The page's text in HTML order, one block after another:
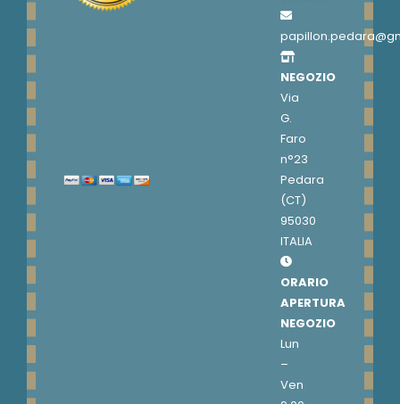
NEGOZIO
Via
G.
Faro
n°23
Pedara
(CT)
95030
ITALIA
ORARIO
APERTURA
NEGOZIO
Lun
–
Ven